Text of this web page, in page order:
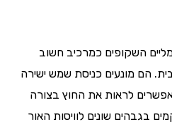
השקופים כמרכיב חשוב
מונעים כניסת שמש ישירה
לראות את החוץ בצורה
שונים לוויסות האור